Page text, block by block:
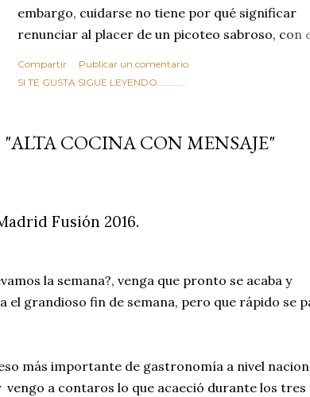
embargo, cuidarse no tiene por qué significar
renunciar al placer de un picoteo sabroso, con
Estas alubias crujientes al horno van a cambiar
tradicionales y copiosos de invierno. Con esta
100% natural. Es el sustituto perfecto a los
Compartir
Publicar un comentario
SI TE GUSTA SIGUE LEYENDO............
COCINA CON MENSAJE"
Fusión 2016.
la semana?, venga que pronto se acaba y
el grandioso fin de semana, pero que rápido se
más importante de gastronomía a nivel
a contaros lo que acaeció durante los tres